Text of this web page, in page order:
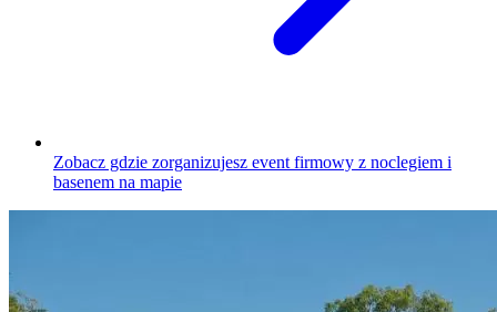
Zobacz gdzie zorganizujesz event firmowy z noclegiem i
basenem na mapie